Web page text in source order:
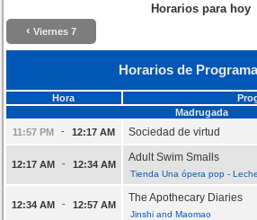
Horarios para hoy
‹ Viernes 7
Horarios de
Hora
Madrugada
11:57 PM
- 12:17 AM Sociedad de virtud
12:17 AM - 12:34 AM
Adult Swim Smalls
Tienda Una ópera pop - Leche
12:34 AM - 12:57 AM
The Apothecary Diaries
Jinshi and Maomao